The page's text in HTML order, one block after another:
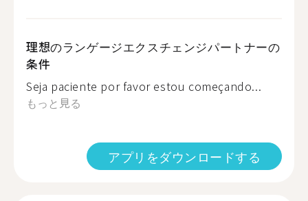
理想のランゲージエクスチェンジパートナーの
条件
Seja paciente por favor estou começando...
もっと見る
アプリをダウンロードする